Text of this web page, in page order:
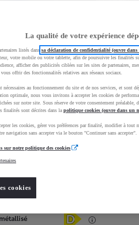
Services Concession
Occasions
La qualité de votre expérience
listés dans sa déclaration de confidentialité (ouvre
votre mobile ou votre tablette, afin de poursuivre les finalités
afficher des publicités ciblées sur les sites de partenaires,
offrir des fonctionnalités relatives aux réseaux sociaux.
nécessaires au fonctionnement du site et de nos services, et sont
optimale, nous vous invitons à accepter les cookies de
sur notre site. Sous réserve de votre consentement
finalités sont décrites dans la politique cookies (ouvre dans un
les cookies, gérer vos préférences par finalité, modifier à tout
navigation sans accepter via le bouton "Continuer sans accepter".
sur notre politique des cookies
cookies